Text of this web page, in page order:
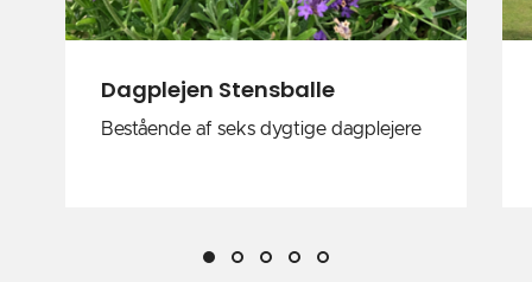
Dagplejen Stensballe
Bestående af seks dygtige dagplejere